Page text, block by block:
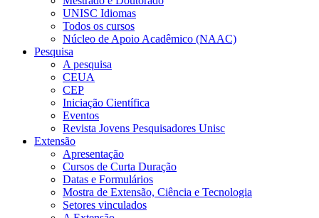
UNISC Idiomas
Todos os cursos
Núcleo de Apoio Acadêmico (NAAC)
Pesquisa
A pesquisa
CEUA
CEP
Iniciação Científica
Eventos
Revista Jovens Pesquisadores Unisc
Extensão
Apresentação
Cursos de Curta Duração
Datas e Formulários
Mostra de Extensão, Ciência e Tecnologia
Setores vinculados